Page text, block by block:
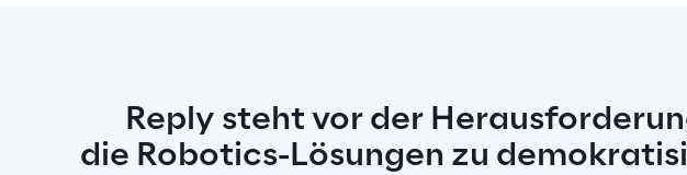
Reply steht vor der
die Robotics-Lösungen zu